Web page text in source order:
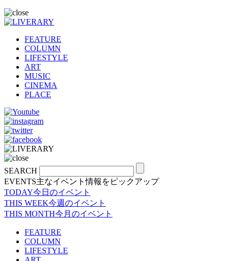
FEATURE
COLUMN
LIFESTYLE
ART
MUSIC
CINEMA
PLACE
SEARCH
EVENTS主なイベント情報をピックアップ
TODAY今日のイベント
THIS WEEK今週のイベント
THIS MONTH今月のイベント
FEATURE
COLUMN
LIFESTYLE